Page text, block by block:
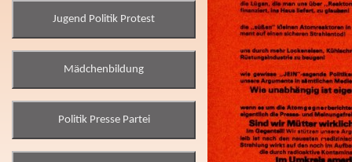
Jugend Politik Protest
Mädchenbildung
Politik Presse Partei